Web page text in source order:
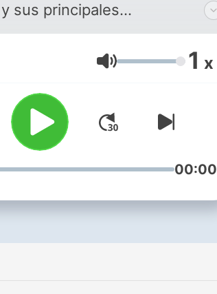
y sus principales
características.
Volumen 1 x
00:00